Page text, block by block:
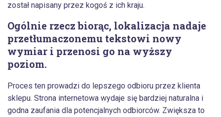
został napisany przez kogoś z ich kraju.
Ogólnie rzecz biorąc, lokalizacja nadaje
przetłumaczonemu tekstowi nowy
wymiar i przenosi go na wyższy
poziom.
Proces ten prowadzi do lepszego odbioru przez klienta
sklepu. Strona internetowa wydaje się bardziej naturalna i
godna zaufania dla potencjalnych odbiorców. Zwiększa to